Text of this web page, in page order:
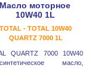
Масло моторное
10W40 1L
TOTAL - TOTAL 10W40
QUARTZ 7000 1L
QUARTZ 7000 10W40
масло,